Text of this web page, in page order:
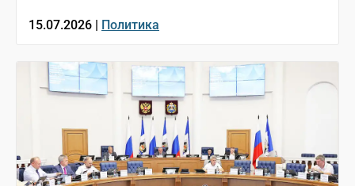
15.07.2026 | Политика